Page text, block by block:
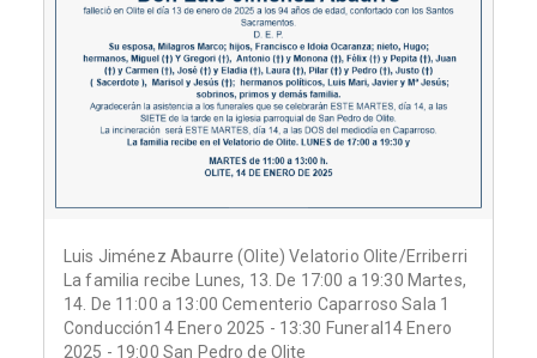
Luis Jiménez Abaurre (Olite) Velatorio Olite/Erriberri
La familia recibe Lunes, 13. De 17:00 a 19:30 Martes,
14. De 11:00 a 13:00 Cementerio Caparroso Sala 1
Conducción14 Enero 2025 - 13:30 Funeral14 Enero
2025 - 19:00 San Pedro de Olite